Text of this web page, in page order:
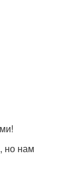
но нам